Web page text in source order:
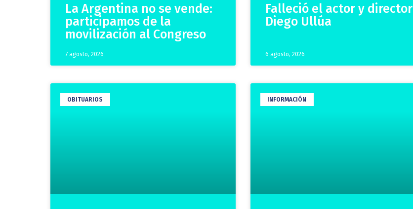
La Argentina no se vende:
participamos de la
movilización al Congreso
7 agosto, 2026
Falleció el actor y director
Diego Ullúa
6 agosto, 2026
OBITUARIOS INFORMACIÓN